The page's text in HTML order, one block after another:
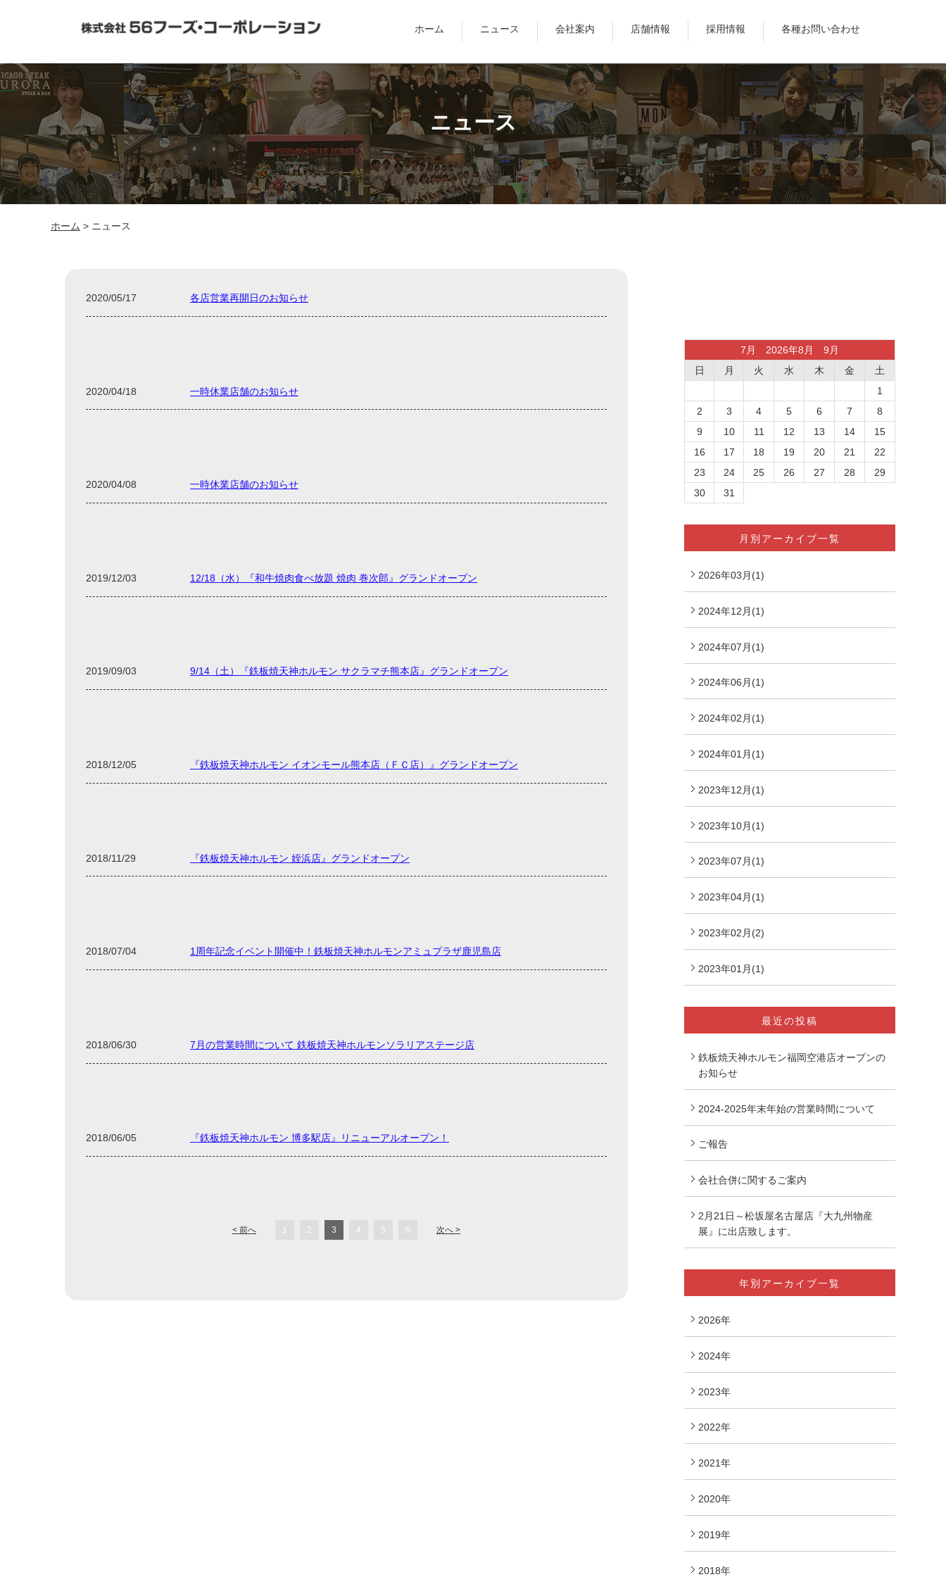
ホーム ニュース 会社案内 店舗情報 採用情報 各種お問い合わせ
ニュース
ホーム > ニュース
2020/05/17 各店営業再開日のお知らせ
2020/04/18 一時休業店舗のお知らせ
2020/04/08 一時休業店舗のお知らせ
2019/12/03 12/18（水）『和牛焼肉食べ放題 焼肉 巻次郎』グランドオープン
2019/09/03 9/14（土）『鉄板焼天神ホルモン サクラマチ熊本店』グランドオープン
2018/12/05 『鉄板焼天神ホルモン イオンモール熊本店（ＦＣ店）』グランドオープン
2018/11/29 『鉄板焼天神ホルモン 姪浜店』グランドオープン
2018/07/04 1周年記念イベント開催中！鉄板焼天神ホルモンアミュプラザ鹿児島店
2018/06/30 7月の営業時間について 鉄板焼天神ホルモンソラリアステージ店
2018/06/05 『鉄板焼天神ホルモン 博多駅店』リニューアルオープン！
< 前へ 1 2 3 4 5 6 次へ >
7月 2026年8月 9月
日
月 火 水 木 金
土
1
2
3 4 5 6 7
8
9
10 11 12 13 14
15
16
17 18 19 20 21
22
23
24 25 26 27 28
29
30
31
月別アーカイブ一覧
2026年03月(1)
2024年12月(1)
2024年07月(1)
2024年06月(1)
2024年02月(1)
2024年01月(1)
2023年12月(1)
2023年10月(1)
2023年07月(1)
2023年04月(1)
2023年02月(2)
2023年01月(1)
最近の投稿
鉄板焼天神ホルモン福岡空港店オープンの
お知らせ
2024-2025年末年始の営業時間について
ご報告
会社合併に関するご案内
2月21日～松坂屋名古屋店『大九州物産
展』に出店致します。
年別アーカイブ一覧
2026年
2024年
2023年
2022年
2021年
2020年
2019年
2018年